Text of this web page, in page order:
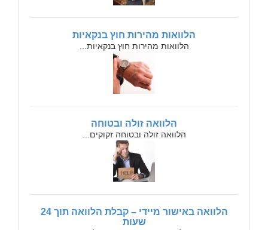
הלוואות מהירות חוץ בנקאיות
הלוואות מהירות חוץ בנקאיות...
הלוואה זולה ובטוחה
הלוואה זולה ובטוחה זקוקים...
הלוואה באישור מיידי – קבלת הלוואה תוך 24
שעות